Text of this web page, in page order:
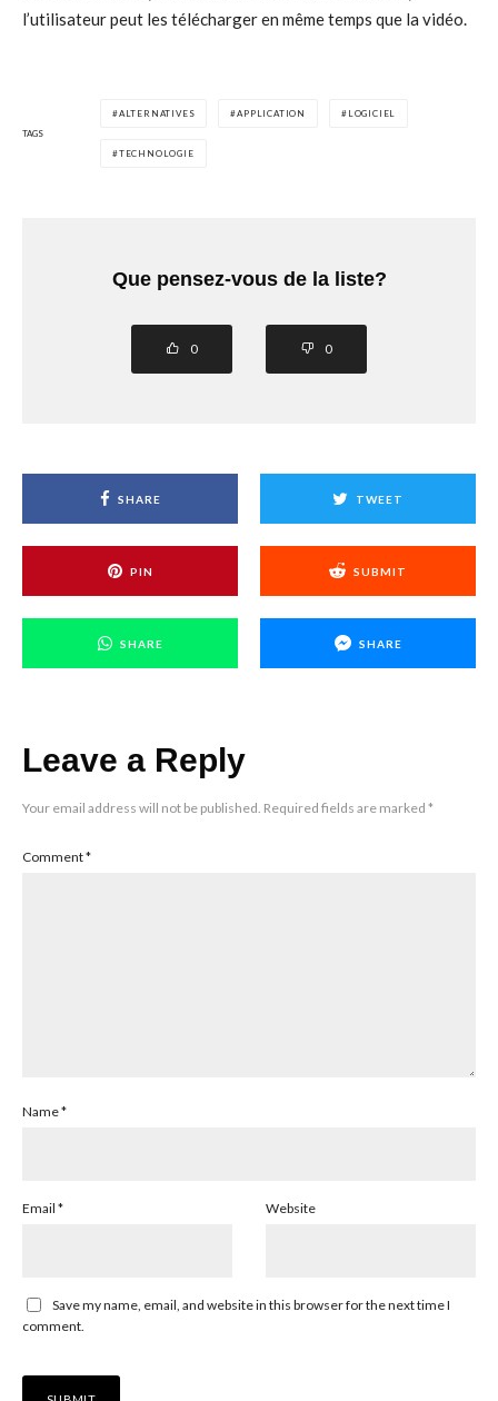
l’utilisateur peut les télécharger en même temps que la vidéo.
TAGS
ALTERNATIVES APPLICATION LOGICIEL
TECHNOLOGIE
Que pensez-vous de la liste?
0 0
SHARE TWEET
PIN SUBMIT
SHARE SHARE
Leave a Reply
Your email address will not be published. Required fields are marked *
Comment*
Name*
Email * Website
Save my name, email, and website in this browser for the next time I
comment.